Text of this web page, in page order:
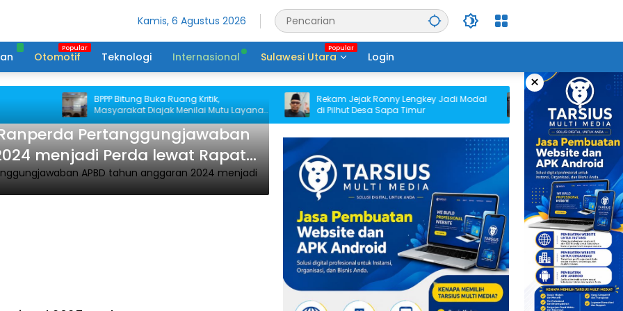
Kamis, 6 Agustus 2026
Otomotif Teknologi Internasional Sulawesi Utara Login
×
BPPP Bitung Buka Ruang Kritik,
Masyarakat Diajak Menilai Mutu Layanan
Publik
Rekam Jejak Ronny Lengkey Jadi Modal
di Pilhut Desa Sapa Timur
BPU Megah,
Hukum Tua Boyong
Pemerintahan
Pertanggungjawaban
menjadi Perda lewat Rapat